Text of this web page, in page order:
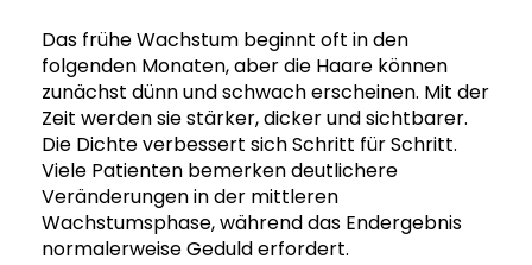
Das frühe Wachstum beginnt oft in den
folgenden Monaten, aber die Haare können
zunächst dünn und schwach erscheinen. Mit der
Zeit werden sie stärker, dicker und sichtbarer.
Die Dichte verbessert sich Schritt für Schritt.
Viele Patienten bemerken deutlichere
Veränderungen in der mittleren
Wachstumsphase, während das Endergebnis
normalerweise Geduld erfordert.